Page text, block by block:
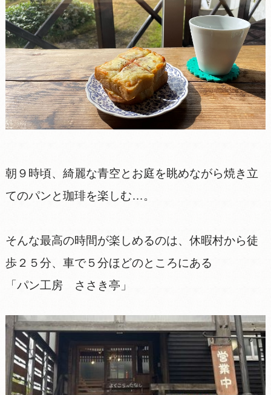
朝９時頃、綺麗な青空とお庭を眺めながら焼き立
てのパンと珈琲を楽しむ…。
そんな最高の時間が楽しめるのは、休暇村から徒
歩２５分、車で５分ほどのところにある
「パン工房 ささき亭」